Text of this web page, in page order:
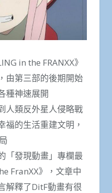
in the FRANXX》
由第三部的後期開始
種神速展開
人類反外星人侵略戰
福的生活重建文明，
「發現動畫」專欄最
FranXX》，文章中
解釋了DitF動畫有很